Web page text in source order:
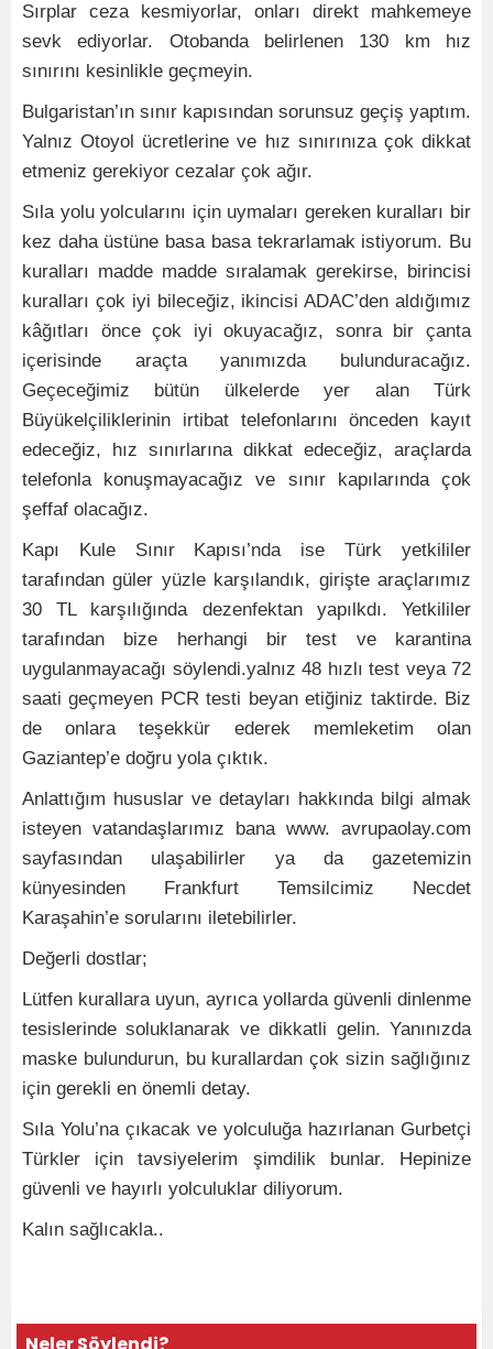
Sırplar ceza kesmiyorlar, onları direkt mahkemeye
sevk ediyorlar. Otobanda belirlenen 130 km hız
sınırını kesinlikle geçmeyin.
Bulgaristan’ın sınır kapısından sorunsuz geçiş yaptım.
Yalnız Otoyol ücretlerine ve hız sınırınıza çok dikkat
etmeniz gerekiyor cezalar çok ağır.
Sıla yolu yolcularını için uymaları gereken kuralları bir
kez daha üstüne basa basa tekrarlamak istiyorum. Bu
kuralları madde madde sıralamak gerekirse, birincisi
kuralları çok iyi bileceğiz, ikincisi ADAC’den aldığımız
kâğıtları önce çok iyi okuyacağız, sonra bir çanta
içerisinde araçta yanımızda bulunduracağız.
Geçeceğimiz bütün ülkelerde yer alan Türk
Büyükelçiliklerinin irtibat telefonlarını önceden kayıt
edeceğiz, hız sınırlarına dikkat edeceğiz, araçlarda
telefonla konuşmayacağız ve sınır kapılarında çok
şeffaf olacağız.
Kapı Kule Sınır Kapısı’nda ise Türk yetkililer
tarafından güler yüzle karşılandık, girişte araçlarımız
30 TL karşılığında dezenfektan yapılkdı. Yetkililer
tarafından bize herhangi bir test ve karantina
uygulanmayacağı söylendi.yalnız 48 hızlı test veya 72
saati geçmeyen PCR testi beyan etiğiniz taktirde. Biz
de onlara teşekkür ederek memleketim olan
Gaziantep’e doğru yola çıktık.
Anlattığım hususlar ve detayları hakkında bilgi almak
isteyen vatandaşlarımız bana www. avrupaolay.com
sayfasından ulaşabilirler ya da gazetemizin
künyesinden Frankfurt Temsilcimiz Necdet
Karaşahin’e sorularını iletebilirler.
Değerli dostlar;
Lütfen kurallara uyun, ayrıca yollarda güvenli dinlenme
tesislerinde soluklanarak ve dikkatli gelin. Yanınızda
maske bulundurun, bu kurallardan çok sizin sağlığınız
için gerekli en önemli detay.
Sıla Yolu’na çıkacak ve yolculuğa hazırlanan Gurbetçi
Türkler için tavsiyelerim şimdilik bunlar. Hepinize
güvenli ve hayırlı yolculuklar diliyorum.
Kalın sağlıcakla..